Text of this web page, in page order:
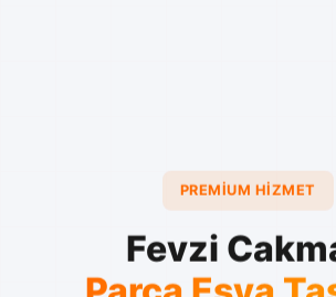
PREMIUM HIZMET
Fevzi
Parça Eşya